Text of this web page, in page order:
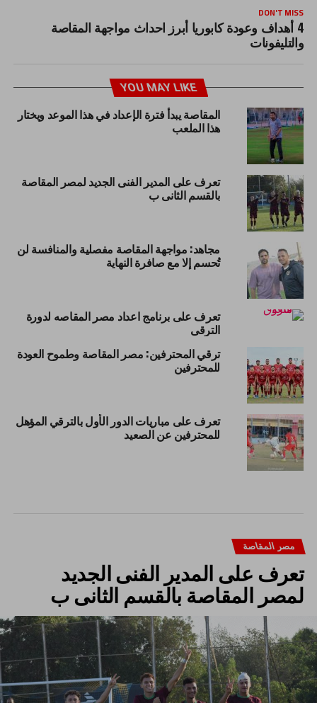
DON'T MISS
4 أهداف وعودة كابوريا أبرز احداث مواجهة المقاصة
والتليفونات
YOU MAY LIKE
المقاصة يبدأ فترة الإعداد في هذا الموعد ويختار
هذا الملعب
تعرف على المدير الفنى الجديد لمصر المقاصة
بالقسم الثانى ب
مجاهد: مواجهة المقاصة مفصلية والمنافسة لن
تُحسم إلا مع صافرة النهاية
تعرف على برنامج اعداد مصر المقاصه لدورة
الترقى
ترقي المحترفين: مصر المقاصة وطموح العودة
للمحترفين
تعرف على مباريات الدور الأول بالترقي المؤهل
للمحترفين عن الصعيد
مصر المقاصة
تعرف على المدير الفنى الجديد
لمصر المقاصة بالقسم الثانى ب